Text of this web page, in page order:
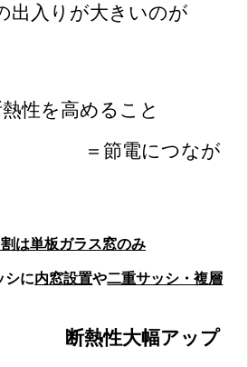
出入りが大きいのが
性を高めること
につなが
は単板ガラス窓のみ
シに内窓設置や二重サッシ・複層
断熱性大幅アップ